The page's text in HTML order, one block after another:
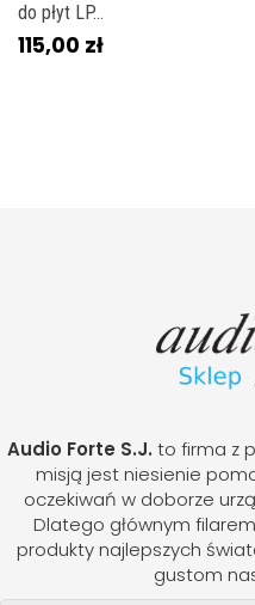
do płyt LP...
115,00 zł
Audio Forte S.J. to firma z
misją jest niesienie
oczekiwań w doborze
Dlatego głównym
produkty najlepszych
gustom